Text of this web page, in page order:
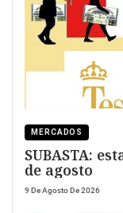
MERCADOS
SUBASTA:
de agosto
9 De Agosto De 2026